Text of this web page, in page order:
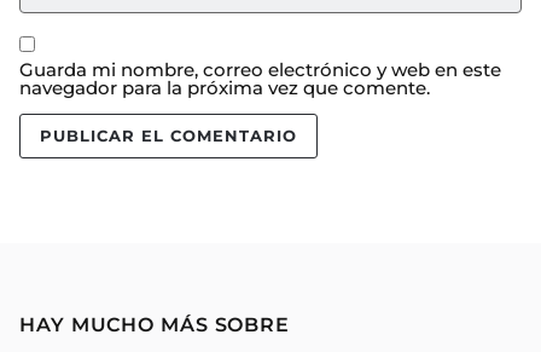
Guarda mi nombre, correo electrónico y web en este
navegador para la próxima vez que comente.
HAY MUCHO MÁS SOBRE